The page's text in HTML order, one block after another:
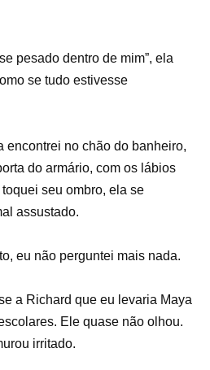
pesado dentro de mim”, ela
se tudo estivesse
encontrei no chão do banheiro,
do armário, com os lábios
seu ombro, ela se
assustado.
eu não perguntei mais nada.
a Richard que eu levaria Maya
Ele quase não olhou.
irritado.